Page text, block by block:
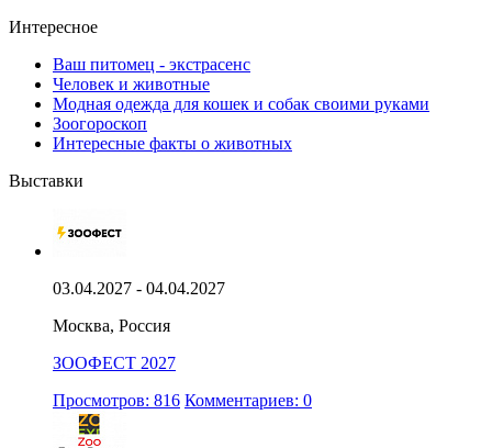
Интересное
Ваш питомец - экстрасенс
Человек и животные
Модная одежда для кошек и собак своими руками
Зоогороскоп
Интересные факты о животных
Выставки
03.04.2027 - 04.04.2027
Москва, Россия
ЗООФЕСТ 2027
Просмотров: 816 Комментариев: 0